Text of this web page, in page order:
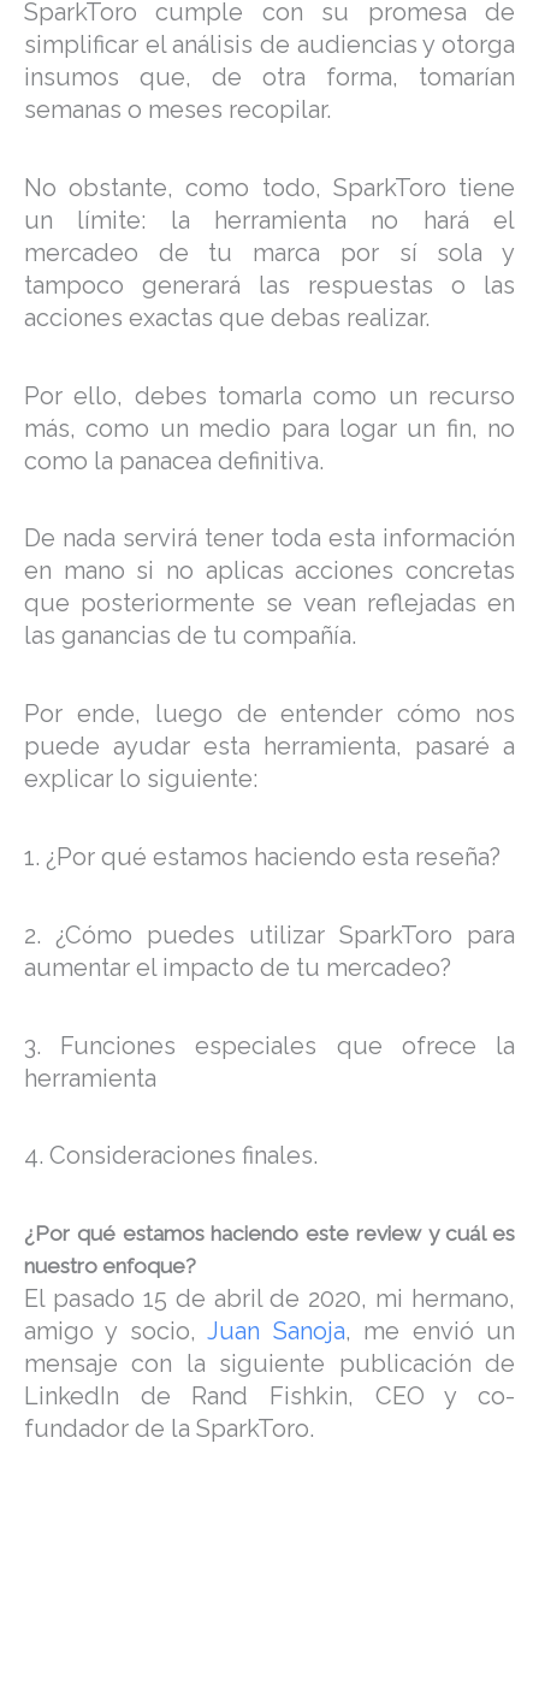
SparkToro cumple con su promesa de
simplificar el análisis de audiencias y otorga
insumos que, de otra forma, tomarían
semanas o meses recopilar.
No obstante, como todo, SparkToro tiene
un límite: la herramienta no hará el
mercadeo de tu marca por sí sola y
tampoco generará las respuestas o las
acciones exactas que debas realizar.
Por ello, debes tomarla como un recurso
más, como un medio para logar un fin, no
como la panacea definitiva.
De nada servirá tener toda esta información
en mano si no aplicas acciones concretas
que posteriormente se vean reflejadas en
las ganancias de tu compañía.
Por ende, luego de entender cómo nos
puede ayudar esta herramienta, pasaré a
explicar lo siguiente:
1. ¿Por qué estamos haciendo esta reseña?
2. ¿Cómo puedes utilizar SparkToro para
aumentar el impacto de tu mercadeo?
3. Funciones especiales que ofrece la
herramienta
4. Consideraciones finales.
¿Por qué estamos haciendo este review y cuál es
nuestro enfoque?
El pasado 15 de abril de 2020, mi hermano,
amigo y socio,Juan Sanoja, me envió un
mensaje con la siguiente publicación de
LinkedIn de Rand Fishkin, CEO y co-
fundador de la SparkToro.